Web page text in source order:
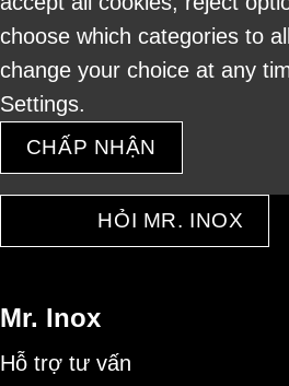
choose which categories to
change your choice at any
Settings.
CHẤP NHẬN
HỎI MR. INOX
Mr. Inox
Hỗ trợ tư vấn